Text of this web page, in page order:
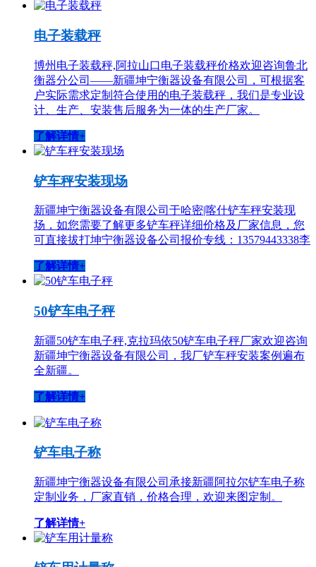
电子装载秤
博州电子装载秤,阿拉山口电子装载秤价格欢迎咨询鲁北
衡器分公司——新疆坤宁衡器设备有限公司，可根据客
户实际需求定制符合使用的电子装载秤，我们是专业设
计、生产、安装售后服务为一体的生产厂家。
了解详情+
铲车秤安装现场
新疆坤宁衡器设备有限公司于哈密|喀什铲车秤安装现
场，如您需要了解更多铲车秤详细价格及厂家信息，您
可直接拔打坤宁衡器设备公司报价专线：13579443338李
了解详情+
50铲车电子秤
新疆50铲车电子秤,克拉玛依50铲车电子秤厂家欢迎咨询
新疆坤宁衡器设备有限公司，我厂铲车秤安装案例遍布
全新疆。
了解详情+
铲车电子称
新疆坤宁衡器设备有限公司承接新疆阿拉尔铲车电子称
定制业务，厂家直销，价格合理，欢迎来图定制。
了解详情+